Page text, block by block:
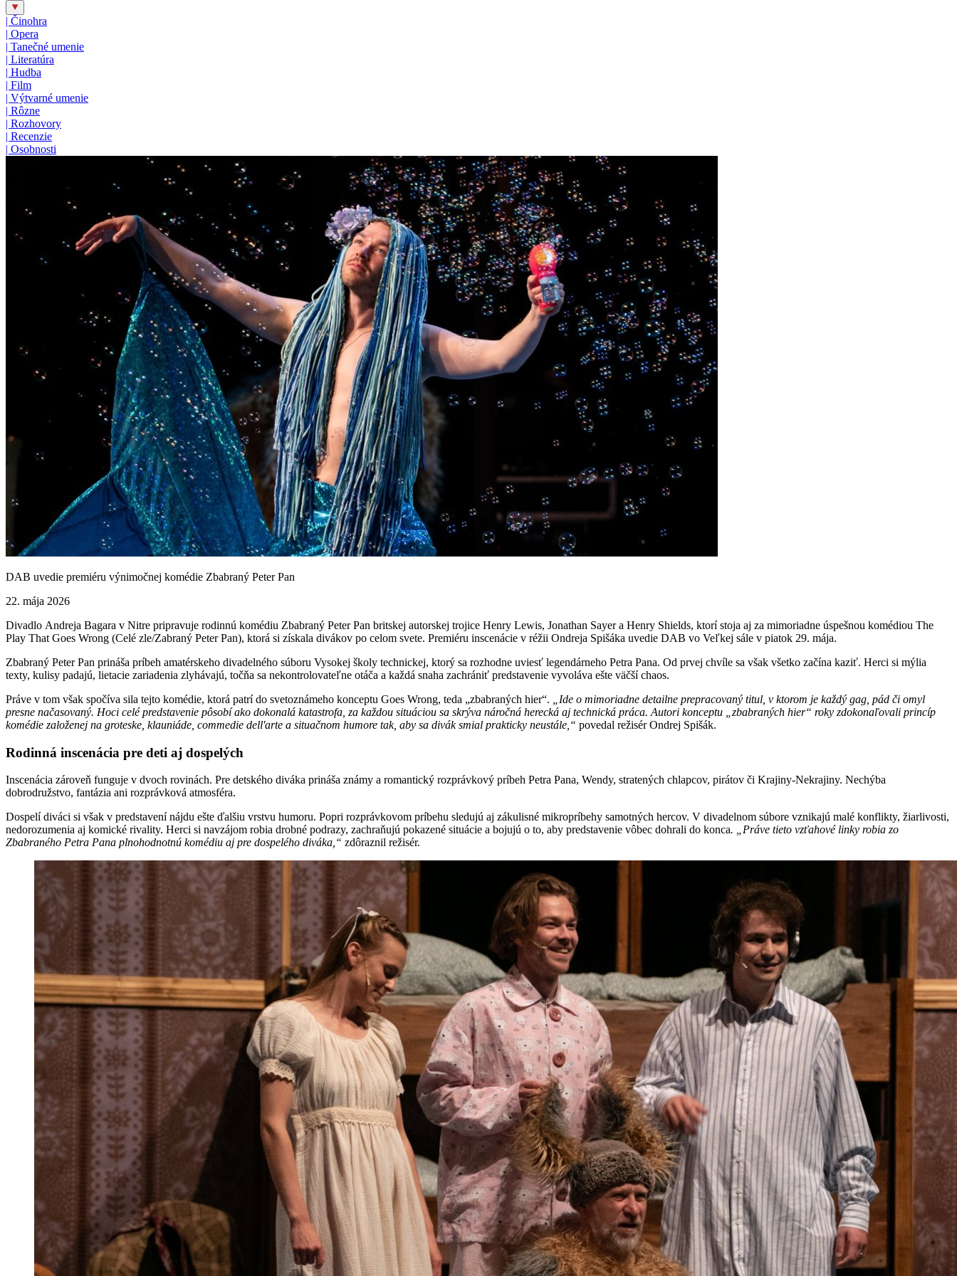
| Činohra
| Opera
| Tanečné umenie
| Literatúra
| Hudba
| Film
| Výtvarné umenie
| Rôzne
| Rozhovory
| Recenzie
| Osobnosti
DAB uvedie premiéru výnimočnej komédie Zbabraný Peter Pan
22. mája 2026
Divadlo Andreja Bagara v Nitre pripravuje rodinnú komédiu Zbabraný Peter Pan britskej autorskej trojice Henry Lewis, Jonathan Sayer a Henry Shields, ktorí stoja aj za mimoriadne úspešnou komédiou The
Play That Goes Wrong (Celé zle/Zabraný Peter Pan), ktorá si získala divákov po celom svete. Premiéru inscenácie v réžii Ondreja Spišáka uvedie DAB vo Veľkej sále v piatok 29. mája.
Zbabraný Peter Pan prináša príbeh amatérskeho divadelného súboru Vysokej školy technickej, ktorý sa rozhodne uviesť legendárneho Petra Pana. Od prvej chvíle sa však všetko začína kaziť. Herci si mýlia
texty, kulisy padajú, lietacie zariadenia zlyhávajú, točňa sa nekontrolovateľne otáča a každá snaha zachrániť predstavenie vyvoláva ešte väčší chaos.
Práve v tom však spočíva sila tejto komédie, ktorá patrí do svetoznámeho konceptu Goes Wrong, teda „zbabraných hier“.
„Ide o mimoriadne detailne prepracovaný titul, v ktorom je každý gag, pád či omyl
presne načasovaný. Hoci celé predstavenie pôsobí ako dokonalá katastrofa, za každou situáciou sa skrýva náročná herecká aj technická práca. Autori konceptu „zbabraných hier“ roky zdokonaľovali princíp
komédie založenej na groteske, klauniáde, commedie dell'arte a situačnom humore tak, aby sa divák smial prakticky neustále,“ povedal režisér Ondrej Spišák.
Rodinná inscenácia pre deti aj dospelých
Inscenácia zároveň funguje v dvoch rovinách. Pre detského diváka prináša známy a romantický rozprávkový príbeh Petra Pana, Wendy, stratených chlapcov, pirátov či Krajiny-Nekrajiny. Nechýba
dobrodružstvo, fantázia ani rozprávková atmosféra.
Dospelí diváci si však v predstavení nájdu ešte ďalšiu vrstvu humoru. Popri rozprávkovom príbehu sledujú aj zákulisné mikropríbehy samotných hercov. V divadelnom súbore vznikajú malé konflikty, žiarlivosti,
nedorozumenia aj komické rivality. Herci si navzájom robia drobné podrazy, zachraňujú pokazené situácie a bojujú o to, aby predstavenie vôbec dohrali do konca. „Práve tieto vzťahové linky robia zo
Zbabraného Petra Pana plnohodnotnú komédiu aj pre dospelého diváka,“ zdôraznil režisér.